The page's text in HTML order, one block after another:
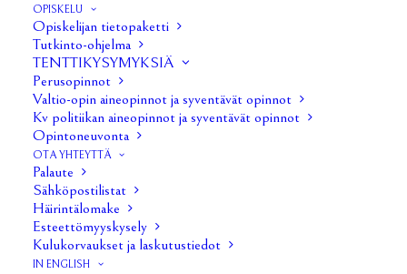
OPISKELU
Opiskelijan tietopaketti
Tutkinto-ohjelma
TENTTIKYSYMYKSIÄ
Perusopinnot
Valtio-opin aineopinnot ja syventävät opinnot
Kv politiikan aineopinnot ja syventävät opinnot
Opintoneuvonta
OTA YHTEYTTÄ
Palaute
Sähköpostilistat
Häirintälomake
Esteettömyyskysely
Kulukorvaukset ja laskutustiedot
IN ENGLISH
1/32